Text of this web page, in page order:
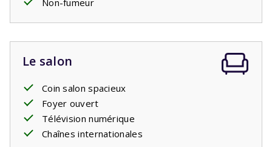
Le salon
Coin salon spacieux
Foyer ouvert
Télévision numérique
Chaînes internationales